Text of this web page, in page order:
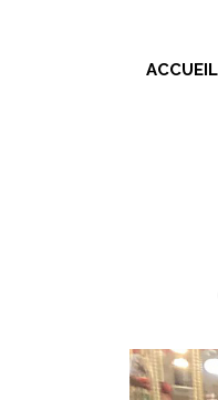
ACCUEIL